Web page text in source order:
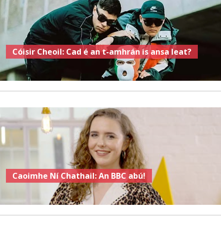
Cóisir Cheoil: Cad é an t-amhrán is ansa leat?
Caoimhe Ní Chathail: An BBC abú!